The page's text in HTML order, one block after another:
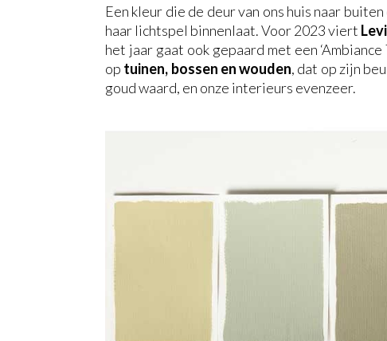
Een kleur die de deur van ons huis naar
haar lichtspel binnenlaat. Voor 2023 viert
het jaar gaat ook gepaard met een
op tuinen, bossen en wouden, dat op zijn
goud waard, en onze interieurs evenzeer.